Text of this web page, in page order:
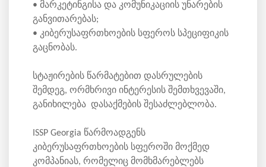
• მარკეტინგისა და კომუნიკაციის უნარების
განვითარებას;
• კიბერუსაფრთხოების სფეროს სპეციფიკის
გაცნობას.
სტაჟირების წარმატებით დასრულების
შემდეგ, ორმხრივი ინტერესის შემთხვევაში,
განიხილება დასაქმების შესაძლებლობა.
ISSP Georgia წარმოადგენს
კიბერუსაფრთხოების სფეროში მოქმედ
კომპანიას, რომელიც მომხმარებლებს